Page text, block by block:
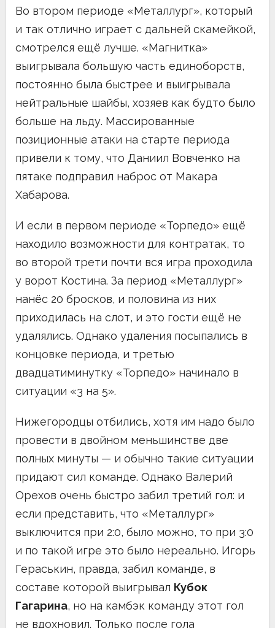
Во втором периоде «Металлург», который
и так отлично играет с дальней скамейкой,
смотрелся ещё лучше. «Магнитка»
выигрывала большую часть единоборств,
постоянно была быстрее и выигрывала
нейтральные шайбы, хозяев как будто было
больше на льду. Массированные
позиционные атаки на старте периода
привели к тому, что Даниил Вовченко на
пятаке подправил наброс от Макара
Хабарова.
И если в первом периоде «Торпедо» ещё
находило возможности для контратак, то
во второй трети почти вся игра проходила
у ворот Костина. За период «Металлург»
нанёс 20 бросков, и половина из них
приходилась на слот, и это гости ещё не
удалялись. Однако удаления посыпались в
концовке периода, и третью
двадцатиминутку «Торпедо» начинало в
ситуации «3 на 5».
Нижегородцы отбились, хотя им надо было
провести в двойном меньшинстве две
полных минуты — и обычно такие ситуации
придают сил команде. Однако Валерий
Орехов очень быстро забил третий гол: и
если представить, что «Металлург»
выключится при 2:0, было можно, то при 3:0
и по такой игре это было нереально. Игорь
Гераськин, правда, забил команде, в
составе которой выигрывал Кубок
Гагарина, но на камбэк команду этот гол
не вдохновил. Только после гола